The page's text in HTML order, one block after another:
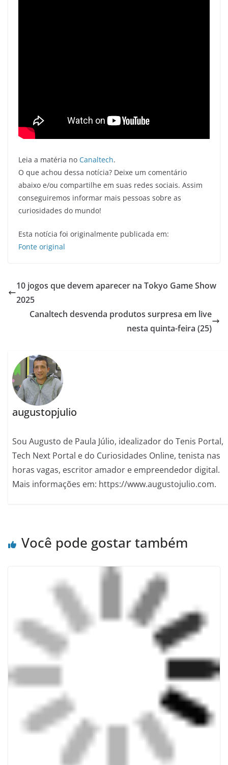
Leia a matéria no Canaltech.
O que achou dessa notícia? Deixe um comentário
abaixo e/ou compartilhe em suas redes sociais. Assim
conseguiremos informar mais pessoas sobre as
curiosidades do mundo!
Esta notícia foi originalmente publicada em:
Fonte original
10 jogos que devem aparecer na Tokyo Game Show
2025
Canaltech desvenda produtos surpresa em live
nesta quinta-feira (25)
augustopjulio
Sou Augusto de Paula Júlio, idealizador do Tenis Portal,
Tech Next Portal e do Curiosidades Online, tenista nas
horas vagas, escritor amador e empreendedor digital.
Mais informações em: https://www.augustojulio.com.
Você pode gostar também